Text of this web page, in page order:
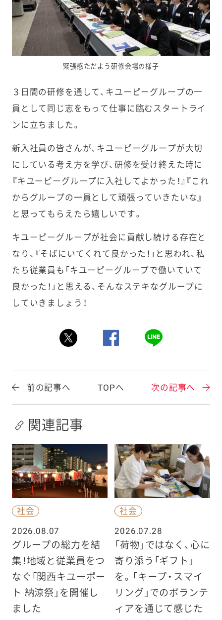
緊張感ただよう研修会場の様子
３日間の研修を通して、キユーピーグループの一
員として同じ志をもって仕事に臨むスタートライ
ンに立ちました。
新入社員の皆さんが、キユーピーグループが大切
にしている考え方を学び、研修を受け終えた時に
『キユーピーグループに入社してよかった！』『これ
からグループの一員として頑張っていきたいな』
と思ってもらえたら嬉しいです。
キユーピーグループが社会に貢献し続ける存在と
なり、『そばにいてくれて良かった！」と思われ、私
たち従業員も「キユーピーグループで働いていて
良かった！」と思える、そんなステキなグループに
していきましょう！
前の記事へ TOPへ 次の記事へ
関連記事
社会
2026.08.07
グループの総力を結
集！地域と従業員をつ
なぐ「関西キユーポー
ト 納涼祭」を開催し
ました
社会
2026.07.28
「荷物」ではなく、心に
寄り添う「ギフト」
を。「キープ・スマイ
リング」でのボランテ
ィアを通じて感じた